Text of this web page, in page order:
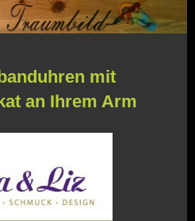
mit
an Ihrem Arm